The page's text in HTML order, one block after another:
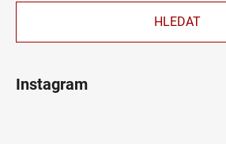
HLEDAT
Instagram